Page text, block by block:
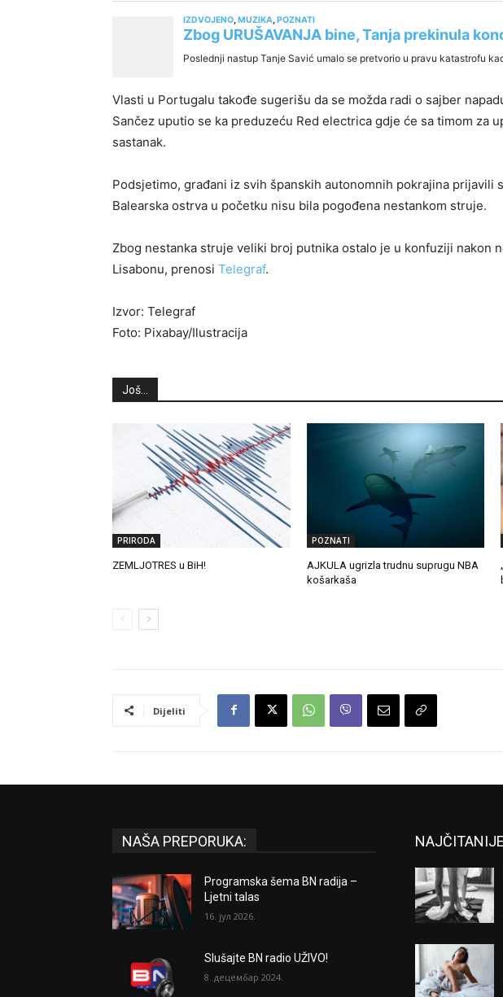
Vlasti u Portugalu takođe sugerišu da se možda radi o sajber
Sančez uputio se ka preduzeću Red electrica gdje će sa timom za
sastanak.
Podsjetimo, građani iz svih španskih autonomnih pokrajina prijavili
Balearska ostrva u početku nisu bila pogođena nestankom struje.
Zbog nestanka struje veliki broj putnika ostalo je u konfuziji nakon
Lisabonu, prenosi Telegraf.
Izvor: Telegraf
Foto: Pixabay/Ilustracija
Još...
PRIRODA
ZEMLJOTRES u BiH!
POZNATI
AJKULA ugrizla trudnu suprugu NBA
košarkaša
Dijeliti
NAŠA PREPORUKA:
Programska šema BN radija –
Ljetni talas
16. јул 2026.
Slušajte BN radio UŽIVO!
8. децембар 2024.